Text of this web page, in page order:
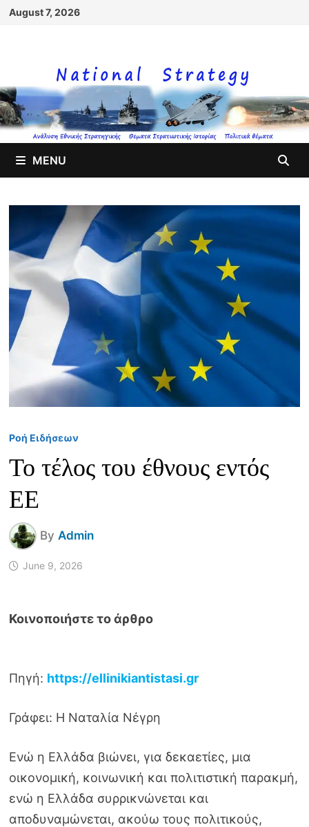
Skip
August 7, 2026
MENU
Ροή Ειδήσεων
Το τέλος του έθνους εντός
ΕΕ
By Admin
June 9, 2026
Πηγή: https://ellinikiantistasi.gr
Γράφει: Η Ναταλία Νέγρη
Ενώ η Ελλάδα βιώνει, για δεκαετίες, μια
οικονομική, κοινωνική και πολιτιστική παρακμή,
ενώ η Ελλάδα συρρικνώνεται και
αποδυναμώνεται, ακούω τους πολιτικούς,